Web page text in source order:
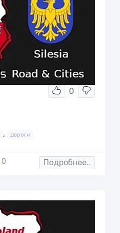
0
, дороги
0 Подробнее..